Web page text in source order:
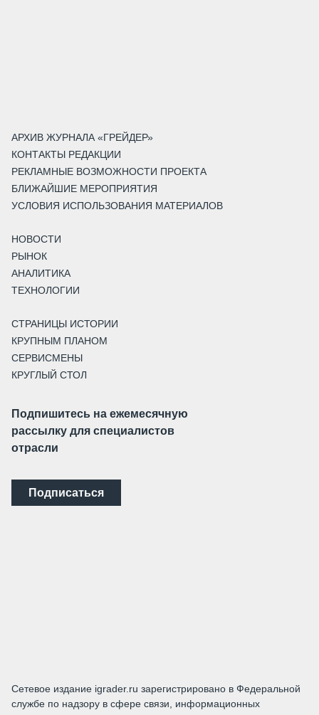
АРХИВ ЖУРНАЛА «ГРЕЙДЕР»
КОНТАКТЫ РЕДАКЦИИ
РЕКЛАМНЫЕ ВОЗМОЖНОСТИ ПРОЕКТА
БЛИЖАЙШИЕ МЕРОПРИЯТИЯ
УСЛОВИЯ ИСПОЛЬЗОВАНИЯ МАТЕРИАЛОВ
НОВОСТИ
РЫНОК
АНАЛИТИКА
ТЕХНОЛОГИИ
СТРАНИЦЫ ИСТОРИИ
КРУПНЫМ ПЛАНОМ
СЕРВИСМЕНЫ
КРУГЛЫЙ СТОЛ
Подпишитесь на ежемесячную
рассылку для специалистов
отрасли
Подписаться
Сетевое издание igrader.ru зарегистрировано в Федеральной
службе по надзору в сфере связи, информационных